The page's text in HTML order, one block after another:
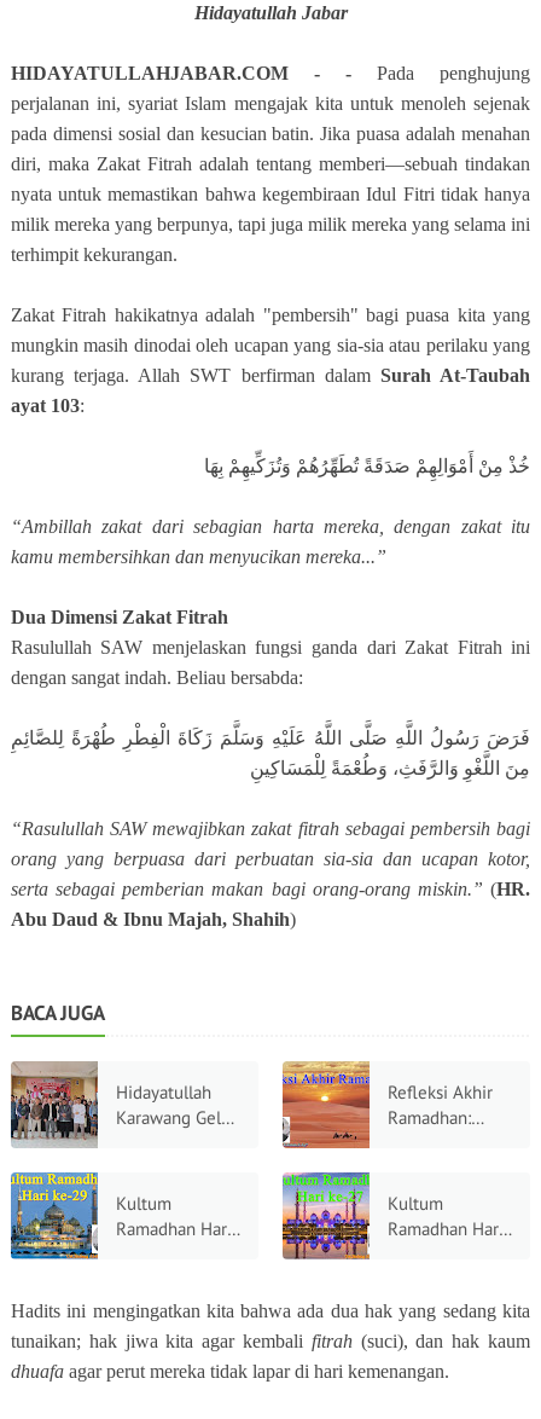
Hidayatullah Jabar
HIDAYATULLAHJABAR.COM - -Pada penghujung
perjalanan ini, syariat Islam mengajak kita untuk menoleh sejenak
pada dimensi sosial dan kesucian batin. Jika puasa adalah menahan
diri, maka Zakat Fitrah adalah tentang memberi—sebuah tindakan
nyata untuk memastikan bahwa kegembiraan Idul Fitri tidak hanya
milik mereka yang berpunya, tapi juga milik mereka yang selama ini
terhimpit kekurangan.
Zakat Fitrah hakikatnya adalah "pembersih" bagi puasa kita yang
mungkin masih dinodai oleh ucapan yang sia-sia atau perilaku yang
kurang terjaga. Allah SWT berfirman dalam Surah At-Taubah
ayat 103:
خُذْ مِنْ أَمْوَالِهِمْ صَدَقَةً تُطَهِّرُهُمْ وَتُزَكِّيهِمْ بِهَا
“Ambillah zakat dari sebagian harta mereka, dengan zakat itu
kamu membersihkan dan menyucikan mereka...”
Dua Dimensi Zakat Fitrah
Rasulullah SAW menjelaskan fungsi ganda dari Zakat Fitrah ini
dengan sangat indah. Beliau bersabda:
فَرَضَ رَسُولُ اللَّهِ صَلَّى اللَّهُ عَلَيْهِ وَسَلَّمَ زَكَاةَ الْفِطْرِ طُهْرَةً لِلصَّائِمِ
مِنَ اللَّغْوِ وَالرَّفَثِ، وَطُعْمَةً لِلْمَسَاكِينِ
“Rasulullah SAW mewajibkan zakat fitrah sebagai pembersih bagi
orang yang berpuasa dari perbuatan sia-sia dan ucapan kotor,
serta sebagai pemberian makan bagi orang-orang miskin.” (HR.
Abu Daud & Ibnu Majah, Shahih)
BACA JUGA
Hidayatullah
Karawang Gelar
Mewujudkan
Generasi Qurani
Refleksi Akhir
Ramadhan:
Menemukan
Diri di Sisa
Kultum
Ramadhan Hari
Merawat
Keistiqamahan
Saat Ramadhan
Berpamitan
Kultum
Ramadhan Hari
Neraka,
Menanam
Kerinduan pada
Kepulangan
Hadits ini mengingatkan kita bahwa ada dua hak yang sedang kita
tunaikan; hak jiwa kita agar kembali fitrah(suci), dan hak kaum
dhuafaagar perut mereka tidak lapar di hari kemenangan.